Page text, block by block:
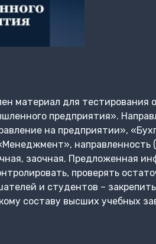
материал для тестирования
предприятия».
на предприятии»,
направленность
заочная. Предложенная
проверять
и студентов –
составу высших учебных